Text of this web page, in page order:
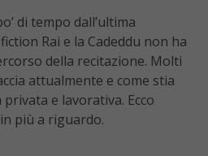
di tempo dall’ultima
Rai e la Cadeddu non ha
della recitazione. Molti
attualmente e come stia
e lavorativa. Ecco
più a riguardo.